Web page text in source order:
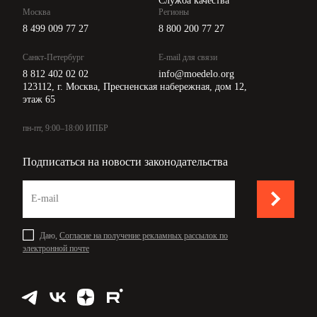
Москва
8 499 009 77 27
Санкт-Петербург
8 812 402 02 02
Регионы
8 800 200 77 27
E-mail для связи
info@moedelo.org
123112, г. Москва, Пресненская набережная, дом 12,
этаж 65
пн-пт, 9:00–18:00 ИПБР
Подписаться на новости законодательства
Даю, Согласие на получение рекламных рассылок по
электронной почте